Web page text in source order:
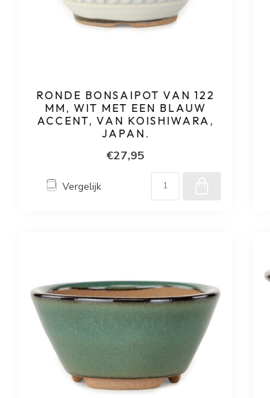
RONDE BONSAIPOT VAN 122
MM, WIT MET EEN BLAUW
ACCENT, VAN KOISHIWARA,
JAPAN.
€27,95
Vergelijk